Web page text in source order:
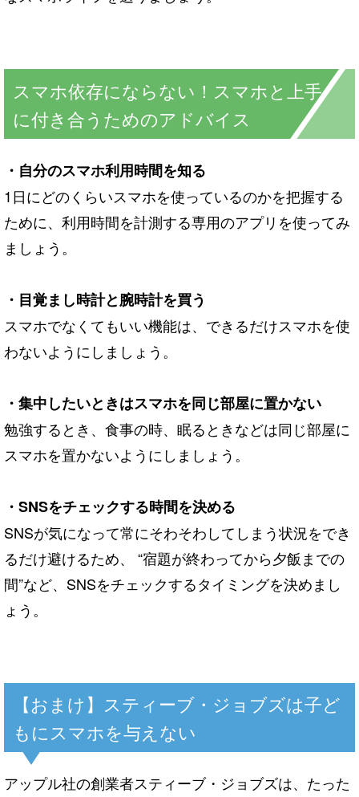
スマホ依存にならない！スマホと上手
に付き合うためのアドバイス
・自分のスマホ利用時間を知る
1日にどのくらいスマホを使っているのかを把握する
ために、利用時間を計測する専用のアプリを使ってみ
ましょう。
・目覚まし時計と腕時計を買う
スマホでなくてもいい機能は、できるだけスマホを使
わないようにしましょう。
・集中したいときはスマホを同じ部屋に置かない
勉強するとき、食事の時、眠るときなどは同じ部屋に
スマホを置かないようにしましょう。
・SNSをチェックする時間を決める
SNSが気になって常にそわそわしてしまう状況をでき
るだけ避けるため、 “宿題が終わってから夕飯までの
間”など、SNSをチェックするタイミングを決めまし
ょう。
【おまけ】スティーブ・ジョブズは子ど
もにスマホを与えない
アップル社の創業者スティーブ・ジョブズは、たった